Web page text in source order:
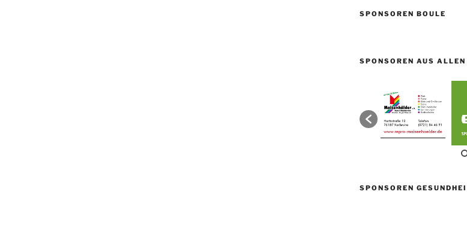
SPONSOREN BOULE
SPONSOREN AUS
SPONSOREN